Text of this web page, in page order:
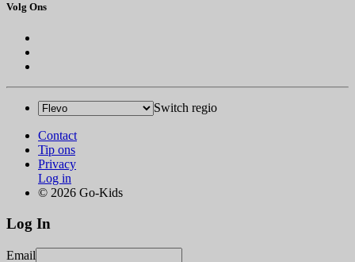
Volg Ons
Switch regio
Contact
Tip ons
Privacy
Log in
© 2026 Go-Kids
Log In
Email